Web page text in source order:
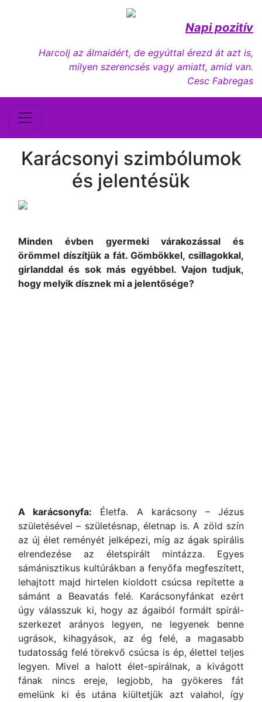
Napi pozitív
Harcolj az álmaidért, de egyúttal érezd át azt is,
milyen szerencsés vagy amiatt, amid van.
Cesc Fabregas
Karácsonyi szimbólumok
és jelentésük
Minden évben gyermeki várakozással és
örömmel díszítjük a fát. Gömbökkel, csillagokkal,
girlanddal és sok más egyébbel. Vajon tudjuk,
hogy melyik dísznek mi a jelentősége?
A karácsonyfa: Életfa. A karácsony – Jézus
születésével – születésnap, életnap is. A zöld szín
az új élet reményét jelképezi, míg az ágak spirális
elrendezése az életspirált mintázza. Egyes
sámánisztikus kultúrákban a fenyőfa megfeszített,
lehajtott majd hirtelen kioldott csúcsa repítette a
sámánt a Beavatás felé. Karácsonyfánkat ezért
úgy válasszuk ki, hogy az ágaiból formált spirál-
szerkezet arányos legyen, ne legyenek benne
ugrások, kihagyások, az ég felé, a magasabb
tudatosság felé törekvő csúcsa is ép, élettel teljes
legyen. Mivel a halott élet-spirálnak, a kivágott
fának nincs ereje, legjobb, ha gyökeres fát
emelünk ki és utána kiültetjük azt valahol, így